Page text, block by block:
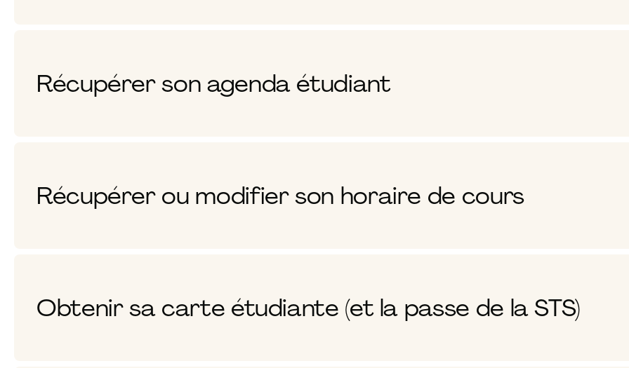
Récupérer son agenda étudiant
Récupérer ou modifier son horaire de cours
Obtenir sa carte étudiante (et la passe de la STS)